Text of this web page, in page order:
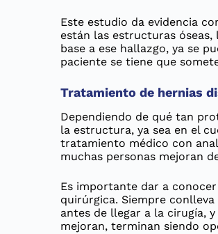
Este estudio da evidencia
están las estructuras óseas,
base a ese hallazgo, ya se
paciente se tiene que
Tratamiento de hernias
Dependiendo de qué tan
la estructura, ya sea en el
tratamiento médico con
muchas personas mejoran
Es importante dar a
quirúrgica. Siempre
antes de llegar a la cirugía,
mejoran, terminan siendo